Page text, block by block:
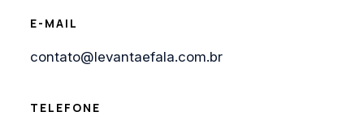
E-MAIL
contato@levantaefala.com.br
TELEFONE